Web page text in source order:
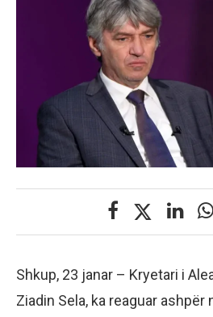
Shkup, 23 janar – Kryetari i
Ziadin Sela, ka reaguar